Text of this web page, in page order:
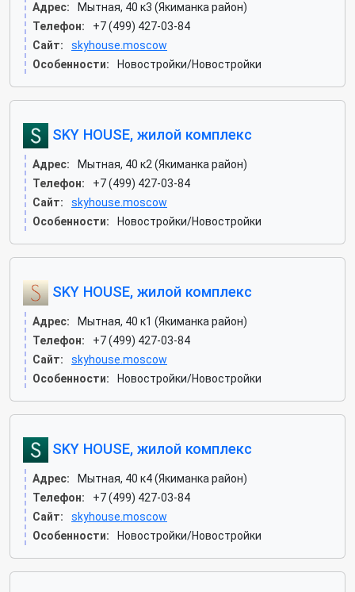
Адрес:
Мытная, 40 к3 (Якиманка район)
Телефон:
+7 (499) 427-03-84
Сайт:
skyhouse.moscow
Особенности:
Новостройки/Новостройки
SKY HOUSE, жилой комплекс
Адрес:
Мытная, 40 к2 (Якиманка район)
Телефон:
+7 (499) 427-03-84
Сайт:
skyhouse.moscow
Особенности:
Новостройки/Новостройки
SKY HOUSE, жилой комплекс
Адрес:
Мытная, 40 к1 (Якиманка район)
Телефон:
+7 (499) 427-03-84
Сайт:
skyhouse.moscow
Особенности:
Новостройки/Новостройки
SKY HOUSE, жилой комплекс
Адрес:
Мытная, 40 к4 (Якиманка район)
Телефон:
+7 (499) 427-03-84
Сайт:
skyhouse.moscow
Особенности:
Новостройки/Новостройки